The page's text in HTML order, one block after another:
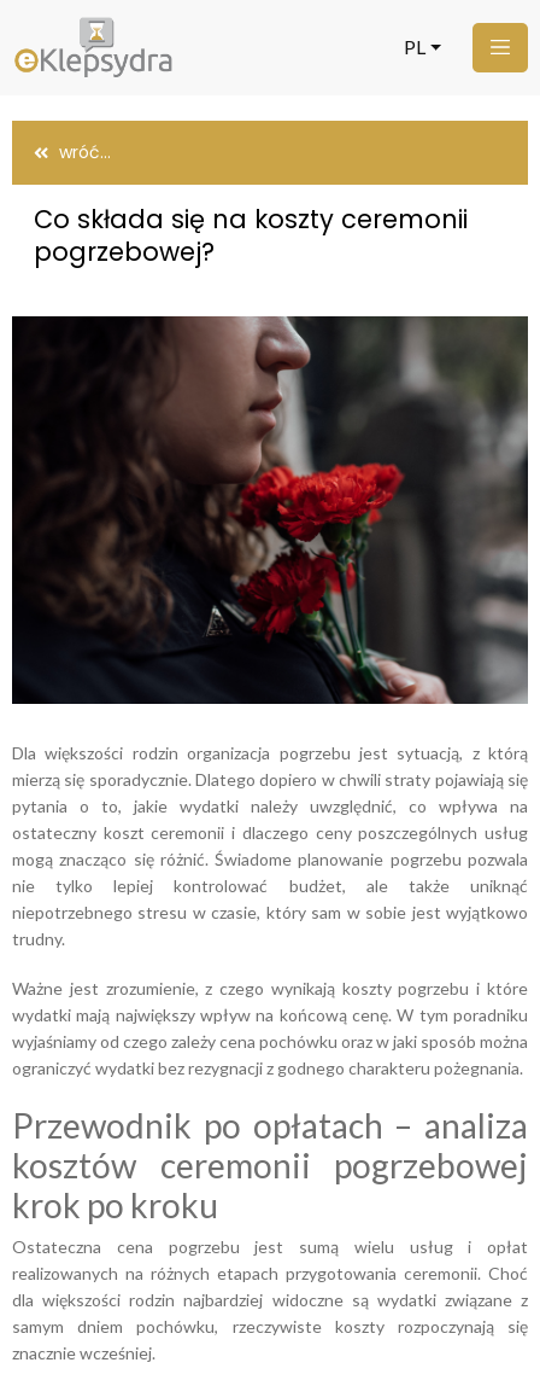
PL
wróć...
Co składa się na koszty ceremonii
pogrzebowej?
Dla większości rodzin organizacja pogrzebu jest sytuacją, z którą
mierzą się sporadycznie. Dlatego dopiero w chwili straty pojawiają się
pytania o to, jakie wydatki należy uwzględnić, co wpływa na
ostateczny koszt ceremonii i dlaczego ceny poszczególnych usług
mogą znacząco się różnić. Świadome planowanie pogrzebu pozwala
nie tylko lepiej kontrolować budżet, ale także uniknąć
niepotrzebnego stresu w czasie, który sam w sobie jest wyjątkowo
trudny.
Ważne jest zrozumienie, z czego wynikają koszty pogrzebu i które
wydatki mają największy wpływ na końcową cenę. W tym poradniku
wyjaśniamy od czego zależy cena pochówku oraz w jaki sposób można
ograniczyć wydatki bez rezygnacji z godnego charakteru pożegnania.
Przewodnik po opłatach – analiza
kosztów ceremonii pogrzebowej
krok po kroku
Ostateczna cena pogrzebu jest sumą wielu usług i opłat
realizowanych na różnych etapach przygotowania ceremonii. Choć
dla większości rodzin najbardziej widoczne są wydatki związane z
samym dniem pochówku, rzeczywiste koszty rozpoczynają się
znacznie wcześniej.